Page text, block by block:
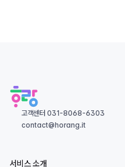
고객센터 031-8068-6303
contact@horang.it
서비스 소개